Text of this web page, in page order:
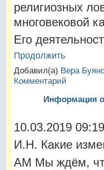
религиозных
многовековой
Его
Продолжить
Добавил(а) Вера
Комментарий
Информация
10.03.2019 09:19
И.Н. Какие
АМ Мы ждём,